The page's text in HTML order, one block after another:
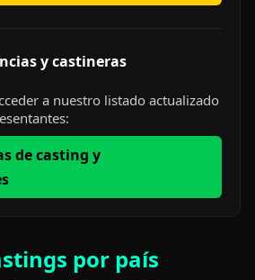
y castineras
a nuestro listado actualizado
de casting y
por país